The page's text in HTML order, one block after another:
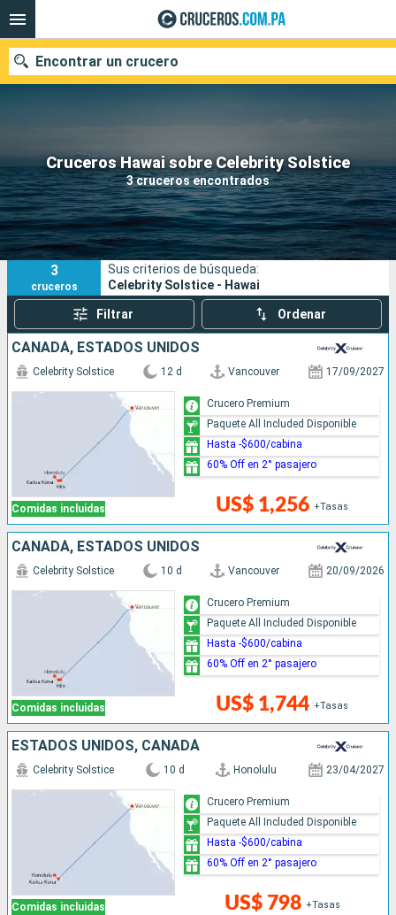
Cruceros Hawai sobre Celebrity Solstice
3 cruceros encontrados
Encontrar un crucero
Nuestros destinos
Fecha de salida
Puertos Compañías
Buscar
3
cruceros
Sus criterios de búsqueda:
Celebrity Solstice - Hawai
Filtrar Ordenar
CANADÁ, ESTADOS UNIDOS
Comidas incluidas
Celebrity Solstice 12 d Vancouver 17/09/2027
US$ 1,256 +Tasas
Crucero Premium
Paquete All Included Disponible
Hasta -$600/cabina
60% Off en 2° pasajero
CANADÁ, ESTADOS UNIDOS
Comidas incluidas
Celebrity Solstice 10 d Vancouver 20/09/2026
US$ 1,744 +Tasas
Crucero Premium
Paquete All Included Disponible
Hasta -$600/cabina
60% Off en 2° pasajero
ESTADOS UNIDOS, CANADÁ
Comidas incluidas
Celebrity Solstice 10 d Honolulu 23/04/2027
US$ 798 +Tasas
Crucero Premium
Paquete All Included Disponible
Hasta -$600/cabina
60% Off en 2° pasajero